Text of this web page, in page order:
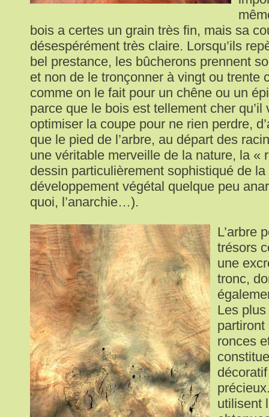
bois a certes un grain très fin, mais sa
désespérément très claire. Lorsqu’ils
bel prestance, les bûcherons prennent
et non de le tronçonner à vingt ou trente
comme on le fait pour un chêne ou un
parce que le bois est tellement cher qu’il
optimiser la coupe pour ne rien perdre,
que le pied de l’arbre, au départ des
une véritable merveille de la nature, la «
dessin particulièrement sophistiqué de
développement végétal quelque peu
quoi, l’anarchie…).
L’arbre
trésors
une
tronc,
Les
partiront
ronces
utilisent